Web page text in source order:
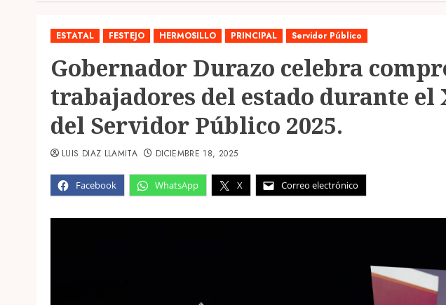
ESTATAL FESTEJO HERMOSILLO PRINCIPAL Servidor Público
Gobernador Durazo celebra
trabajadores del estado durante el
del Servidor Público 2025.
Facebook WhatsApp X Correo electrónico
LUIS DIAZ LLAMITA DICIEMBRE 18, 2025